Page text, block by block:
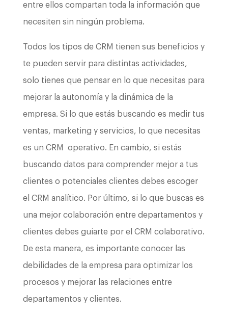
entre ellos compartan toda la información que
necesiten sin ningún problema.
Todos los tipos de CRM tienen sus beneficios y
te pueden servir para distintas actividades,
solo tienes que pensar en lo que necesitas para
mejorar la autonomía y la dinámica de la
empresa. Si lo que estás buscando es medir tus
ventas, marketing y servicios, lo que necesitas
es un CRM operativo. En cambio, si estás
buscando datos para comprender mejor a tus
clientes o potenciales clientes debes escoger
el CRM analítico. Por último, si lo que buscas es
una mejor colaboración entre departamentos y
clientes debes guiarte por el CRM colaborativo.
De esta manera, es importante conocer las
debilidades de la empresa para optimizar los
procesos y mejorar las relaciones entre
departamentos y clientes.